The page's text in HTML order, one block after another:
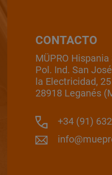
CONTACTO
MÜPRO Hispania
Pol. Ind. San
la Electricidad, 25
28918 Leganés
+34 (91)